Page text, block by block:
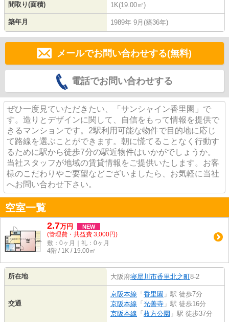
間取り(面積) 1K(19.00㎡)
築年月 1989年 9月(築36年)
メールでお問い合わせする(無料)
電話でお問い合わせする
ぜひ一度見ていただきたい、「サンシャイン香里園」で
す。造りとデザインに関して、自信をもって情報を提供で
きるマンションです。2駅利用可能な物件で目的地に応じ
て路線を選ぶことができます。朝に慌てることなく行動す
るために駅から徒歩7分の駅近物件はいかがでしょうか。
当社スタッフが地域の賃貸情報をご提供いたします。お客
様のこだわりやご要望などございましたら、お気軽に当社
へお問い合わせ下さい。
空室一覧
2.7万円 NEW
(管理費・共益費 3,000円)
敷：0ヶ月｜礼：0ヶ月
4階 / 1K / 19.00㎡
所在地 大阪府寝屋川市香里北之町8-2
交通
京阪本線 「 香里園 」駅 徒歩7分
京阪本線 「 光善寺 」駅 徒歩16分
京阪本線 「 枚方公園 」駅 徒歩37分